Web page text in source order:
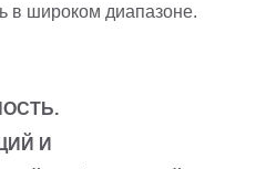
в широком диапазоне.
И